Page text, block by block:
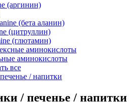
(аргинин)
(бета аланин)
(цитруллин)
(глютамин)
аминокислоты
аминокислоты
все
/ напитки
/ печенье / напитки